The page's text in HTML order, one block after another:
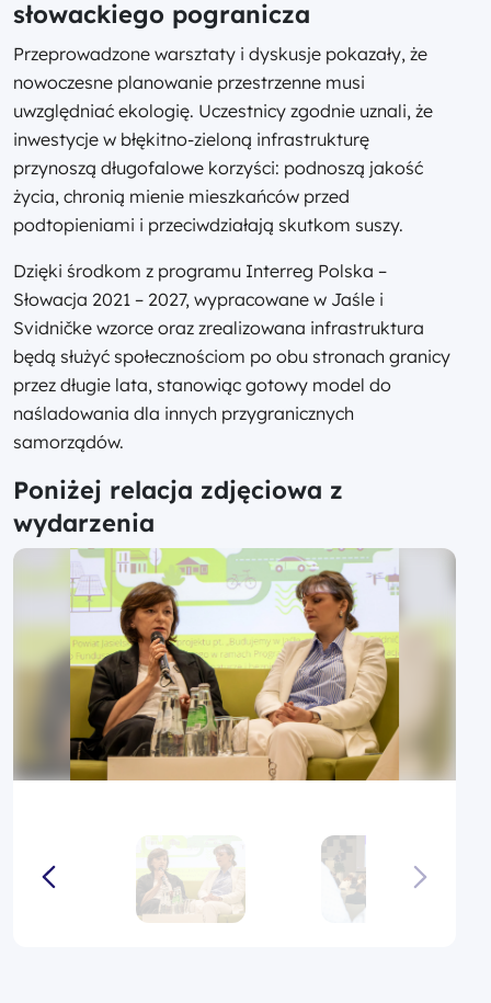
słowackiego pogranicza
Przeprowadzone warsztaty i dyskusje pokazały, że
nowoczesne planowanie przestrzenne musi
uwzględniać ekologię. Uczestnicy zgodnie uznali, że
inwestycje w błękitno-zieloną infrastrukturę
przynoszą długofalowe korzyści: podnoszą jakość
życia, chronią mienie mieszkańców przed
podtopieniami i przeciwdziałają skutkom suszy.
Dzięki środkom z programu Interreg Polska –
Słowacja 2021 – 2027, wypracowane w Jaśle i
Svidničke wzorce oraz zrealizowana infrastruktura
będą służyć społecznościom po obu stronach granicy
przez długie lata, stanowiąc gotowy model do
naśladowania dla innych przygranicznych
samorządów.
Poniżej relacja zdjęciowa z
wydarzenia